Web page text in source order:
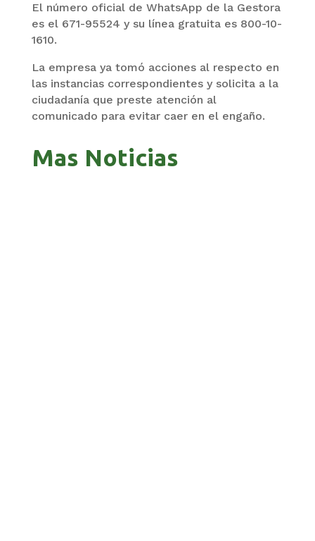
El número oficial de WhatsApp de la Gestora
es el 671-95524 y su línea gratuita es 800-10-
1610.
La empresa ya tomó acciones al respecto en
las instancias correspondientes y solicita a la
ciudadanía que preste atención al
comunicado para evitar caer en el engaño.
Mas Noticias